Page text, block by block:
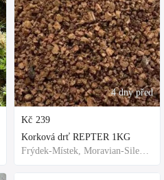
4 dny před
Kč 239
Korková drť REPTER 1KG
Frýdek-Místek, Moravian-Silesian Region,Others